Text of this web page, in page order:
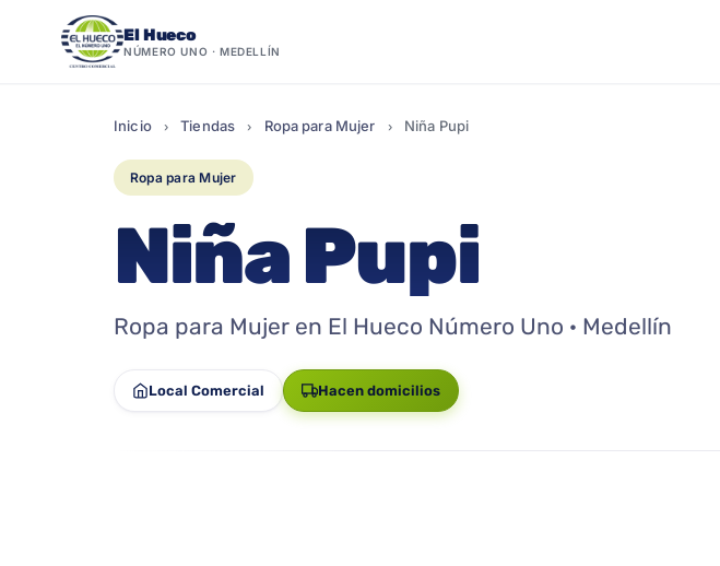
El Hueco
NÚMERO UNO · MEDELLÍN
Inicio › Tiendas › Ropa para Mujer › Niña Pupi
Ropa para Mujer
Niña Pupi
Ropa para Mujer en El Hueco Número Uno · Medellín
Local Comercial Hacen domicilios